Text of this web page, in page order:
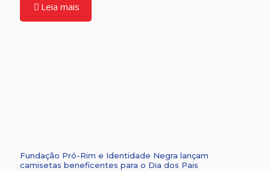
Leia mais
Fundação Pró-Rim e Identidade Negra lançam
camisetas beneficentes para o Dia dos Pais